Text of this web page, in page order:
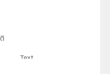
Text